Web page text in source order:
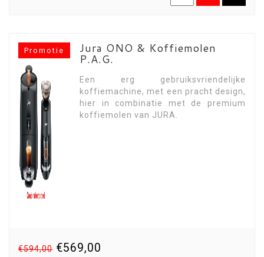
Promotie Jura ONO & Koffiemolen
P.A.G.
Een erg gebruiksvriendelijke
koffiemachine, met een pracht design,
hier in combinatie met de premium
koffiemolen van JURA.
€594,00 €569,00